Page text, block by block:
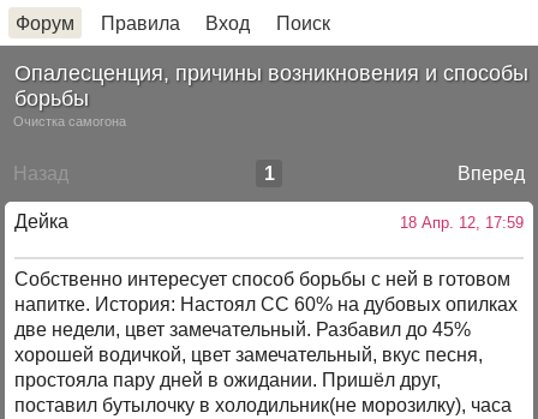
Форум Правила Вход Поиск
Опалесценция, причины возникновения и способы
борьбы
Очистка самогона
Назад Вперед
1
Дейка 18 Апр. 12, 17:59
Собственно интересует способ борьбы с ней в готовом
напитке. История: Настоял СС 60% на дубовых опилках
две недели, цвет замечательный. Разбавил до 45%
хорошей водичкой, цвет замечательный, вкус песня,
простояла пару дней в ожидании. Пришёл друг,
поставил бутылочку в холодильник(не морозилку), часа